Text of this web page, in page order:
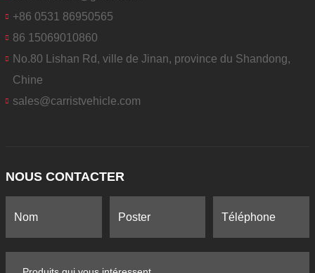
+86 0531 86950565
86 15069010860
No.80 Lishan Rd, ville de Jinan, province du Shandong,
Chine
sales@carristvehicle.com
NOUS CONTACTER